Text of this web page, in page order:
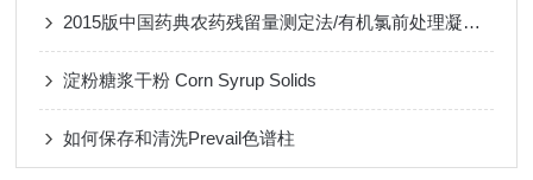
2015版中国药典农药残留量测定法/有机氯前处理凝胶色谱柱
淀粉糖浆干粉 Corn Syrup Solids
如何保存和清洗Prevail色谱柱